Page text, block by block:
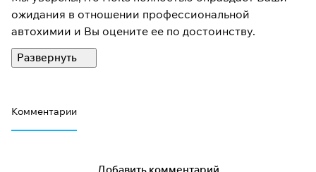
ожидания в отношении профессиональной
автохимии и Вы оцените ее по достоинству.
Комментарии
Добавить комментарий